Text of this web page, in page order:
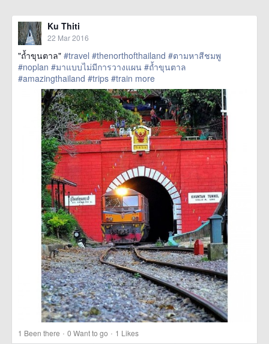
Ku Thiti
22 Mar 2016
"ถ้ำขุนตาล" #travel #thenorthofthailand #ตามหาสีชมพู
#noplan #มาแบบไม่มีการวางแผน #ถ้ำขุนตาล
#amazingthailand #trips #train more
1 Been there · 0 Want to go · 1 Likes